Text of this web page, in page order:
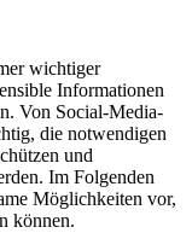
wichtiger
Informationen
Von Social-Media-
die notwendigen
und
Im Folgenden
Möglichkeiten vor,
können.